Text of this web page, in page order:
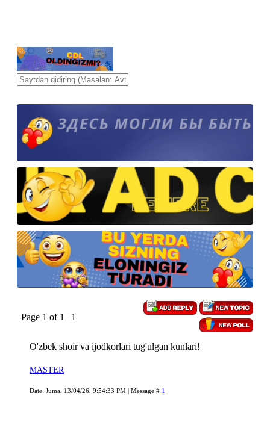
Page 1 of 1 1
O'zbek shoir va ijodkorlari tug'ulgan kunlari!
MASTER
Date: Juma, 13/04/26, 9:54:33 PM | Message # 1